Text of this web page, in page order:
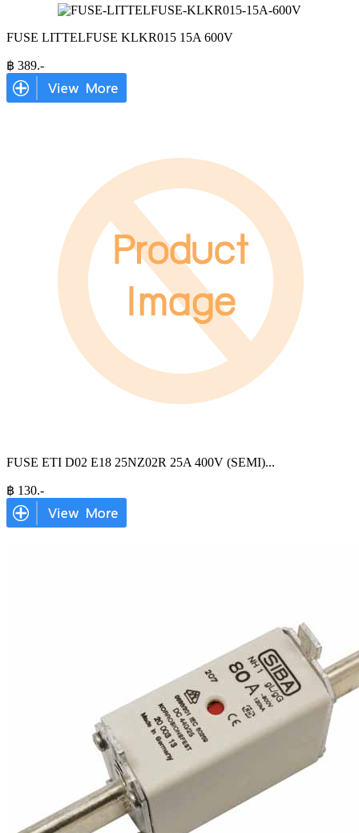
FUSE LITTELFUSE KLKR015 15A 600V
฿ 389.-
FUSE ETI D02 E18 25NZ02R 25A 400V (SEMI)...
฿ 130.-